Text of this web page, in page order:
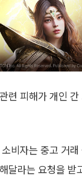
련 피해가 개인
비자는 중고 거
달라는 요청을